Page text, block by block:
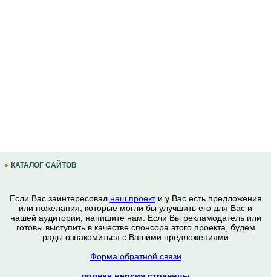
КАТАЛОГ САЙТОВ
Если Вас заинтересовал наш проекти у Вас есть предложения
или пожелания, которые могли бы улучшить его для Вас и
нашей аудитории, напишите нам. Если Вы рекламодатель или
готовы выступить в качестве спонсора этого проекта, будем
рады ознакомиться с Вашими предложениями
Форма обратной связи